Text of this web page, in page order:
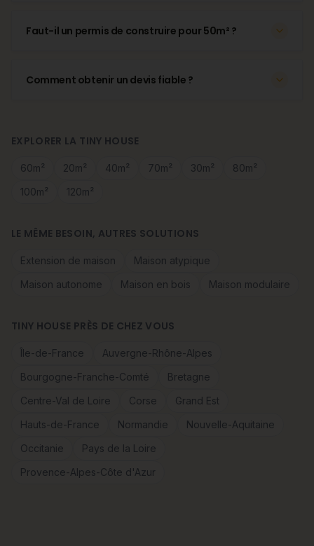
Faut-il un permis de construire pour 50m² ?
Comment obtenir un devis fiable ?
EXPLORER LA TINY HOUSE
60m² 20m² 40m² 70m² 30m²
80m²
100m²
120m²
LE MÊME BESOIN, AUTRES SOLUTIONS
Extension de maison
Maison atypique
Maison autonome
Maison en bois Maison modulaire
TINY HOUSE PRÈS DE CHEZ VOUS
Île-de-France
Auvergne-Rhône-Alpes
Bourgogne-Franche-Comté
Bretagne
Centre-Val de Loire
Corse
Grand Est
Hauts-de-France
Normandie
Nouvelle-Aquitaine
Occitanie
Pays de la Loire
Provence-Alpes-Côte d'Azur